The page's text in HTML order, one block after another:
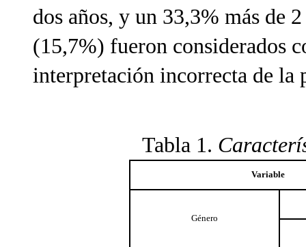
dos años, y un 33,3% más de
(15,7%) fueron considerados
interpretación incorrecta de la
Tabla 1.
Variable
Género